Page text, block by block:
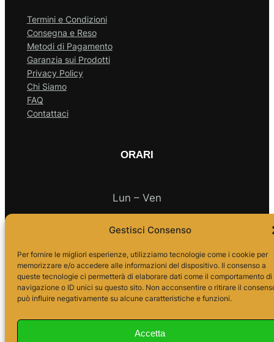
Gestisci Consenso
Per fornire le migliori esperienze, utilizziamo tecnologie come i cookie per
memorizzare e/o accedere alle informazioni del dispositivo. Il consenso a
queste tecnologie ci permetterà di elaborare dati come il comportamento di
navigazione o ID unici su questo sito. Non acconsentire o ritirare il
può influire negativamente su alcune caratteristiche e funzioni.
Accetta
Termini e Condizioni
Consegna e Reso
Metodi di Pagamento
Garanzia sui Prodotti
Privacy Policy
Chi Siamo
FAQ
Contattaci
ORARI
Lun – Ven
10.00 – 18.00